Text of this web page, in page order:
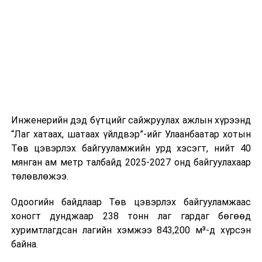
өдөр тутмын ажлын бэлэн байдлыг хангах зэрэг
практик ур чадварыг сургалтын хөтөлбөрт тусгажээ.
Сургалтыг танилцуулах лекц, асуулт-хариулт,
жишээнд суурилсан сургалт, багаар ажиллах дасгал,
танилцах, онцгой нөхцөлд ажиллах дадлага зэрэг
онол, практик хосолсон хэлбэрээр зохион байгуулж
байна.
Инженерийн дэд бүтцийг сайжруулах ажлын хүрээнд
“Лаг хатаах, шатаах үйлдвэр”-ийг Улаанбаатар хотын
Төв цэвэрлэх байгууламжийн урд хэсэгт, нийт 40
мянган ам метр талбайд 2025-2027 онд байгуулахаар
төлөвлөжээ.
Одоогийн байдлаар Төв цэвэрлэх байгууламжаас
хоногт дунджаар 238 тонн лаг гардаг бөгөөд
хуримтлагдсан лагийн хэмжээ 843,200 м³-д хүрсэн
байна.